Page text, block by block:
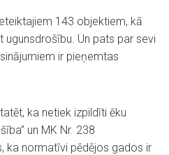
143 objektiem, kā
Un pats par sevi
ir pieņemtas
ka netiek izpildīti ēku
un MK Nr. 238
ka normatīvi pēdējos gados ir